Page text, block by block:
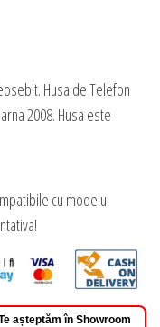
Husa de Telefon
2008. Husa este
cu modelul
așteptăm în Showroom